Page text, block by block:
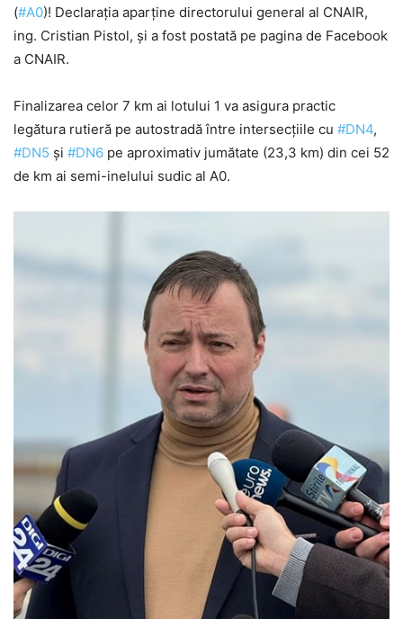
(#A0)! Declarația aparține directorului general al CNAIR,
ing. Cristian Pistol, și a fost postată pe pagina de Facebook
a CNAIR.
Finalizarea celor 7 km ai lotului 1 va asigura practic
legătura rutieră pe autostradă între intersecțiile cu #DN4,
#DN5 și #DN6 pe aproximativ jumătate (23,3 km) din cei 52
de km ai semi-inelului sudic al A0.